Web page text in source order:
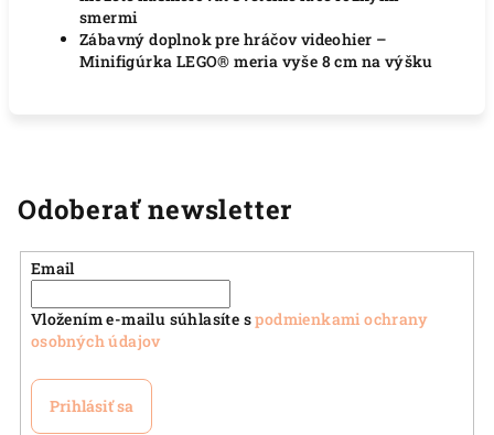
smermi
Zábavný doplnok pre hráčov videohier –
Minifigúrka LEGO® meria vyše 8 cm na výšku
Odoberať newsletter
Email
Vložením e-mailu súhlasíte spodmienkami ochrany
osobných údajov
Prihlásiť sa